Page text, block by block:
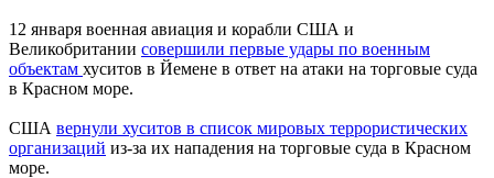
12 января военная авиация и корабли США и
Великобритании совершили первые удары по военным
объектам хуситов в Йемене в ответ на атаки на торговые суда
в Красном море.
США вернули хуситов в список мировых террористических
организаций из-за их нападения на торговые суда в Красном
море.